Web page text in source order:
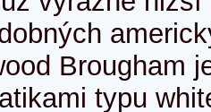
Brougham
typu